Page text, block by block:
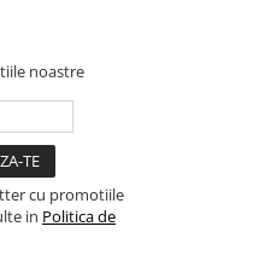
noastre
cu promotiile
in Politica de